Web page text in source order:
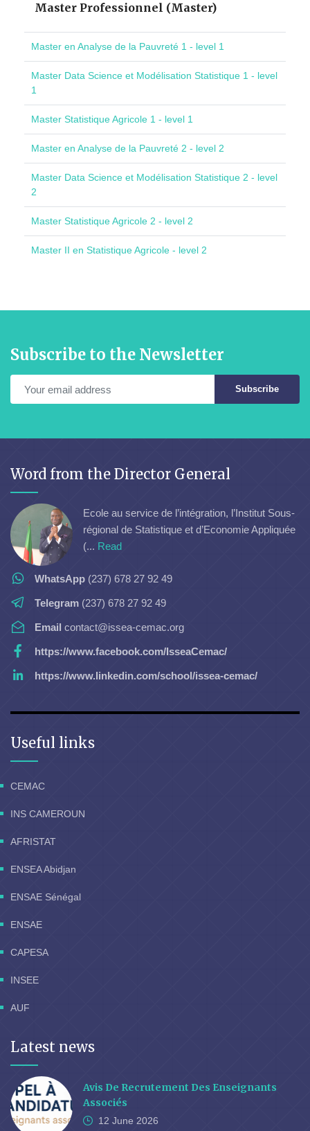
Master Professionnel (Master)
Master en Analyse de la Pauvreté 1 - level 1
Master Data Science et Modélisation Statistique 1 - level
1
Master Statistique Agricole 1 - level 1
Master en Analyse de la Pauvreté 2 - level 2
Master Data Science et Modélisation Statistique 2 - level
2
Master Statistique Agricole 2 - level 2
Master II en Statistique Agricole - level 2
Subscribe to the Newsletter
Subscribe
Word from the Director General
Ecole au service de l’intégration, l’Institut Sous-
régional de Statistique et d’Economie Appliquée
(... Read
WhatsApp (237) 678 27 92 49
Telegram (237) 678 27 92 49
Email contact@issea-cemac.org
https://www.facebook.com/IsseaCemac/
https://www.linkedin.com/school/issea-cemac/
Useful links
CEMAC
INS CAMEROUN
AFRISTAT
ENSEA Abidjan
ENSAE Sénégal
ENSAE
CAPESA
INSEE
AUF
Latest news
Avis De Recrutement Des Enseignants
Associés
12 June 2026